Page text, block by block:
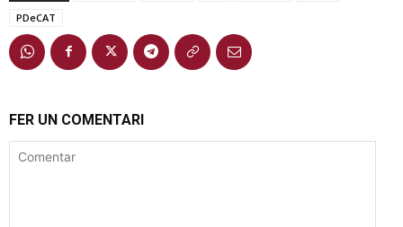
PDeCAT
FER UN COMENTARI